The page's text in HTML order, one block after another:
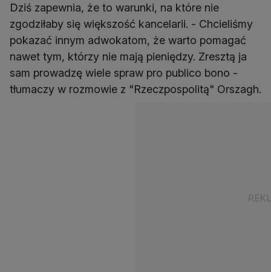
Dziś zapewnia, że to warunki, na które nie
zgodziłaby się większość kancelarii. - Chcieliśmy
pokazać innym adwokatom, że warto pomagać
nawet tym, którzy nie mają pieniędzy. Zresztą ja
sam prowadzę wiele spraw pro publico bono -
tłumaczy w rozmowie z "Rzeczpospolitą" Orszagh.